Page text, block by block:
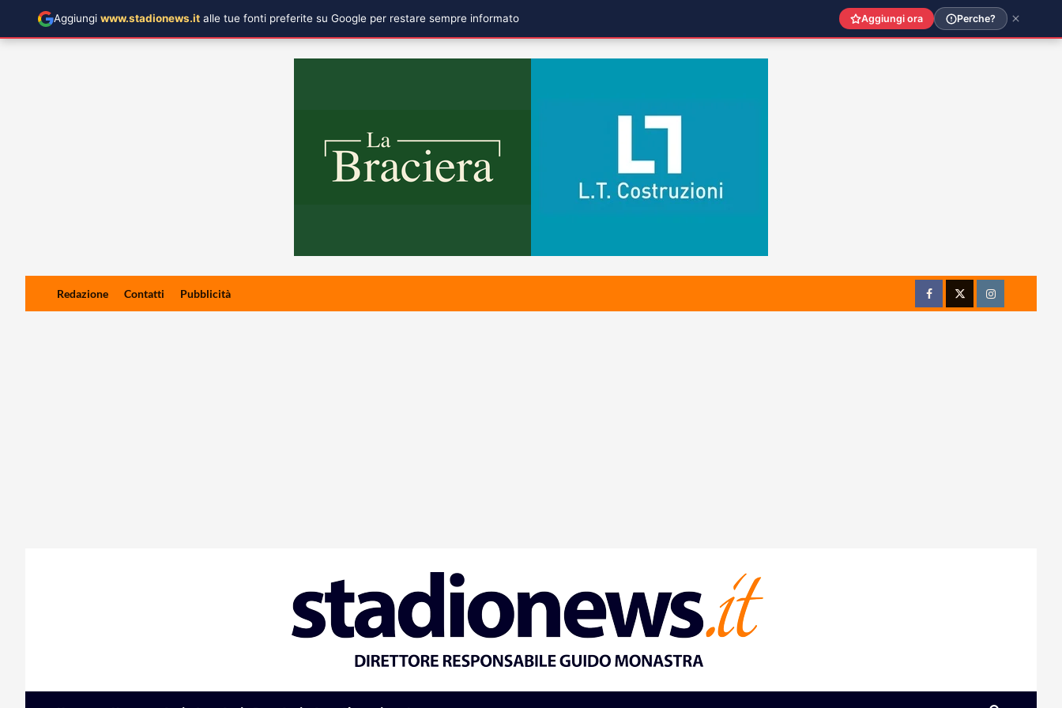
Redazione Contatti Pubblicità
FacebookTwitterInstagram
Aggiungi www.stadionews.it alle tue fonti preferite su Google per restare sempre informato Aggiungi ora Perche?